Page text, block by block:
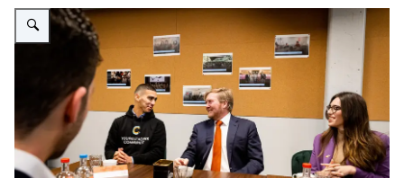
Vergroot afbeelding Koning Willem-Alexander brengt een bezoek aan